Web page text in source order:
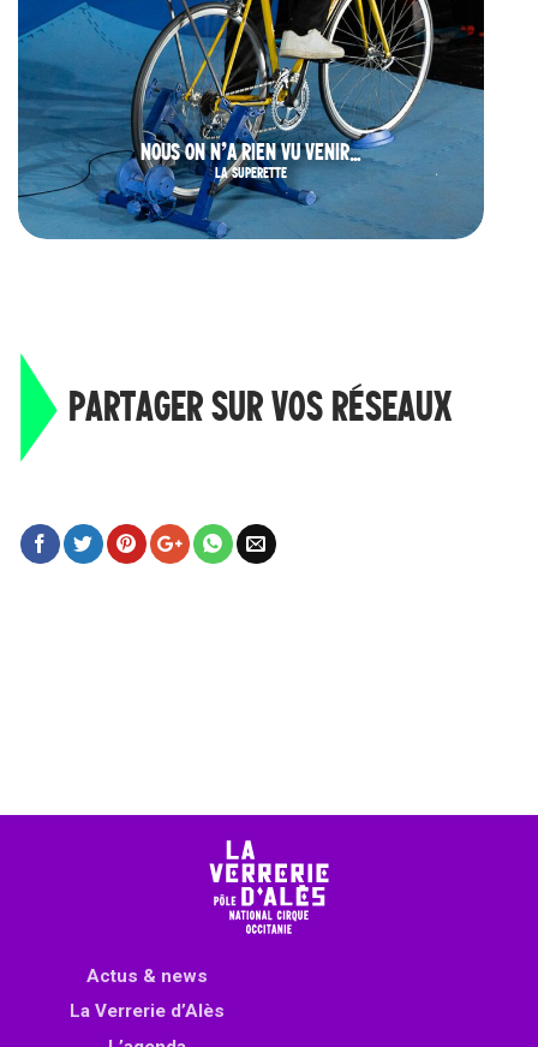
NOUS ON N’A RIEN VU VENIR…
LA SUPERETTE
PARTAGER SUR VOS RÉSEAUX
Actus & news
La Verrerie d’Alès